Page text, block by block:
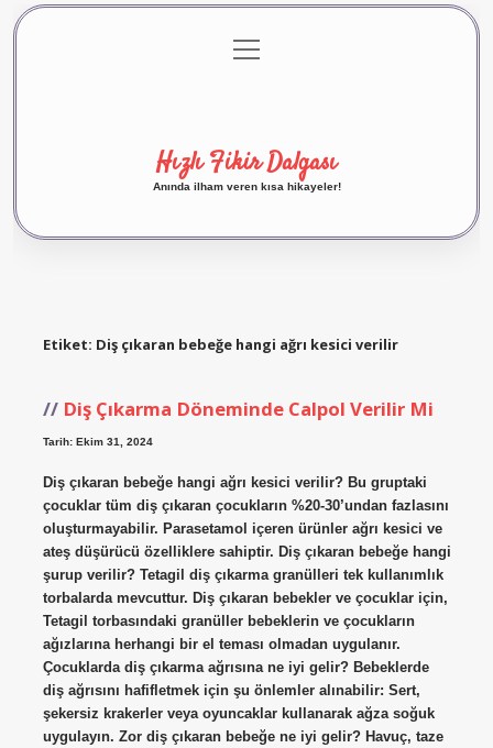
Gizlilik Politikası
menüyü
aç
Hızlı Fikir Dalgası
Anında ilham veren kısa hikayeler!
Etiket: Diş çıkaran bebeğe hangi ağrı kesici verilir
Diş Çıkarma Döneminde Calpol Verilir Mi
Tarih: Ekim 31, 2024
Diş çıkaran bebeğe hangi ağrı kesici verilir? Bu gruptaki
çocuklar tüm diş çıkaran çocukların %20-30’undan fazlasını
oluşturmayabilir. Parasetamol içeren ürünler ağrı kesici ve
ateş düşürücü özelliklere sahiptir. Diş çıkaran bebeğe hangi
şurup verilir? Tetagil diş çıkarma granülleri tek kullanımlık
torbalarda mevcuttur. Diş çıkaran bebekler ve çocuklar için,
Tetagil torbasındaki granüller bebeklerin ve çocukların
ağızlarına herhangi bir el teması olmadan uygulanır.
Çocuklarda diş çıkarma ağrısına ne iyi gelir? Bebeklerde
diş ağrısını hafifletmek için şu önlemler alınabilir: Sert,
şekersiz krakerler veya oyuncaklar kullanarak ağza soğuk
uygulayın. Zor diş çıkaran bebeğe ne iyi gelir? Havuç, taze